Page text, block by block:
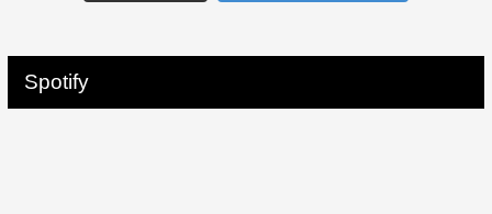
Spotify